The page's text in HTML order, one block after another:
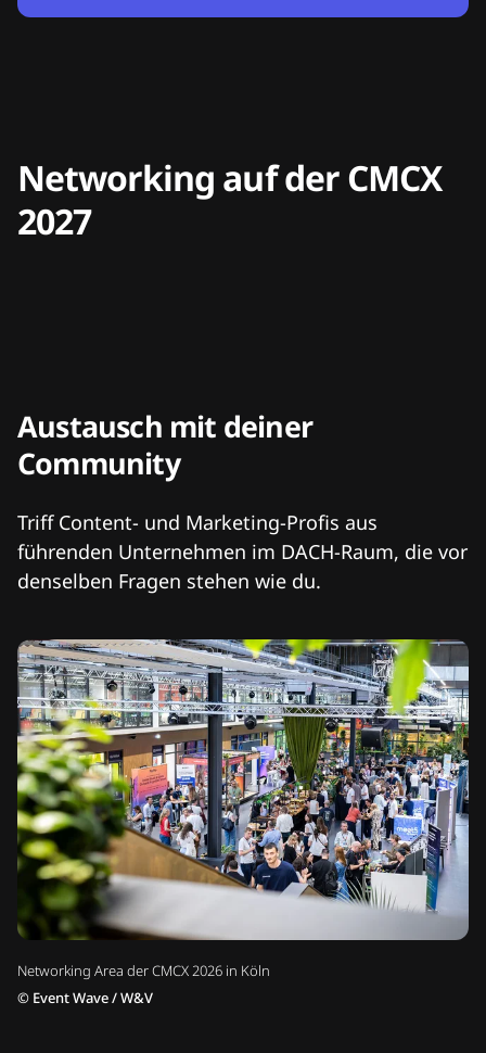
Networking auf der CMCX
2027
Networking Area der CMCX 2026 in Köln
© Event Wave / W&V
Austausch mit deiner
Community
Triff Content- und Marketing-Profis aus
führenden Unternehmen im DACH-Raum, die vor
denselben Fragen stehen wie du.